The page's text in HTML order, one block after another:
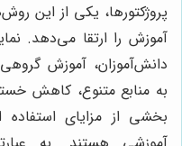
پروژکتورها، یکی از این
آموزش را ارتقا می‌دهد.
دانش‌آموزان، آموزش
به منابع متنوع، کاهش
بخشی از مزایای استفاده